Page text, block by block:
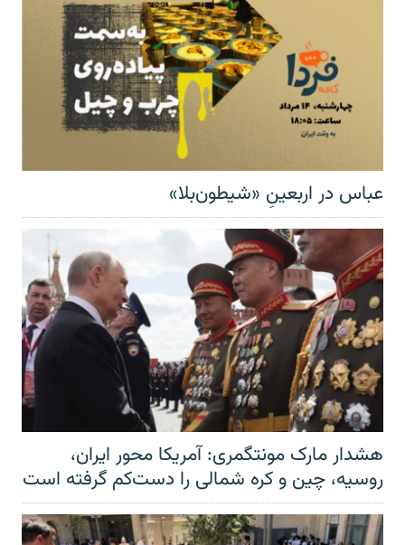
عباس در اربعینِ «شیطون‌بلا»
هشدار مارک مونتگمری: آمریکا محور ایران،
روسیه، چین و کره شمالی را دست‌کم گرفته است